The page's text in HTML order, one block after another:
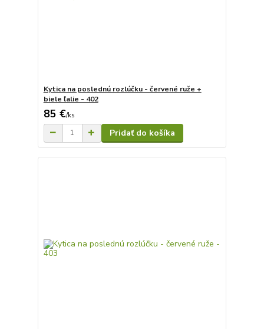
Kytica na poslednú rozlúčku - červené ruže +
biele ľalie - 402
85 €/ks
Pridať do košíka